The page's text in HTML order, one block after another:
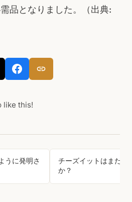
品となりました。（出典:
like this!
うに発明さ
チーズイットはまだ四
か？